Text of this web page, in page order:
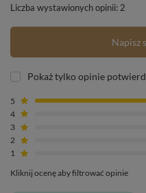
Liczba wystawionych opinii: 2
Napisz
Pokaż tylko opinie
5
4
3
2
1
Kliknij ocenę aby filtrować opinie